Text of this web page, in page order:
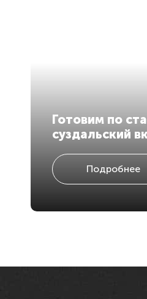
Готовим по
суздальский
Подробнее